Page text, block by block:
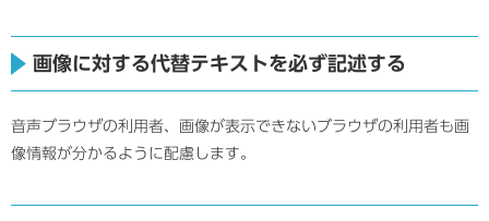
画像に対する代替テキストを必ず記述する
音声ブラウザの利用者、画像が表示できないブラウザの利用者も画
像情報が分かるように配慮します。